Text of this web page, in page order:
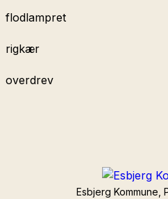
flodlampret
rigkær
overdrev
Esbjerg Kommune,